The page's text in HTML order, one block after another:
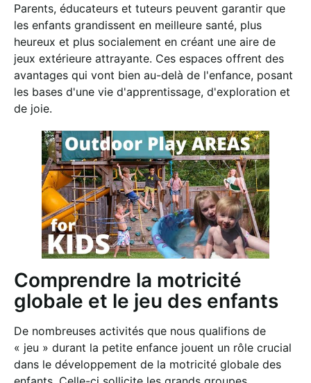
Parents, éducateurs et tuteurs peuvent garantir que
les enfants grandissent en meilleure santé, plus
heureux et plus socialement en créant une aire de
jeux extérieure attrayante. Ces espaces offrent des
avantages qui vont bien au-delà de l'enfance, posant
les bases d'une vie d'apprentissage, d'exploration et
de joie.
Comprendre la motricité
globale et le jeu des enfants
De nombreuses activités que nous qualifions de
« jeu » durant la petite enfance jouent un rôle crucial
dans le développement de la motricité globale des